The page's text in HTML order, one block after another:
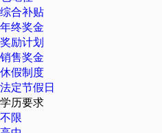
综合补贴
年终奖金
奖励计划
销售奖金
休假制度
法定节假日
学历要求
不限